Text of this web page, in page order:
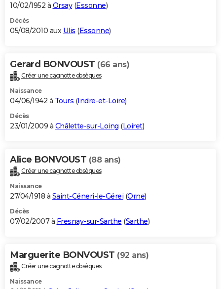
10/02/1952 à Orsay(Essonne)
Décès
05/08/2010 aux Ulis (Essonne)
Gerard BONVOUST (66 ans)
Créer une cagnotte obsèques
Naissance
04/06/1942 à Tours (Indre-et-Loire)
Décès
23/01/2009 à Châlette-sur-Loing (Loiret)
Alice BONVOUST (88 ans)
Créer une cagnotte obsèques
Naissance
27/04/1918 à Saint-Céneri-le-Gérei (Orne)
Décès
07/02/2007 à Fresnay-sur-Sarthe (Sarthe)
Marguerite BONVOUST (92 ans)
Créer une cagnotte obsèques
Naissance